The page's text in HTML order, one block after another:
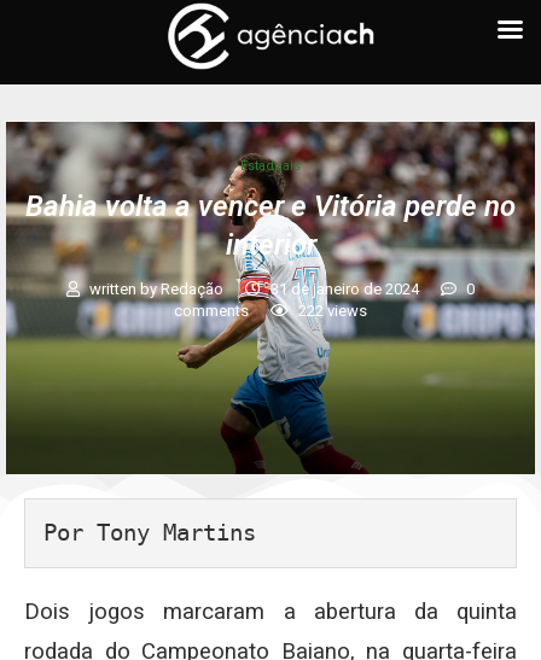
Estaduais
Bahia volta a vencer e Vitória perde no
interior
written byRedação 31 de janeiro de 2024
0
comments
222views
Por Tony Martins
Dois jogos marcaram a abertura da quinta
rodada do Campeonato Baiano, na quarta-feira